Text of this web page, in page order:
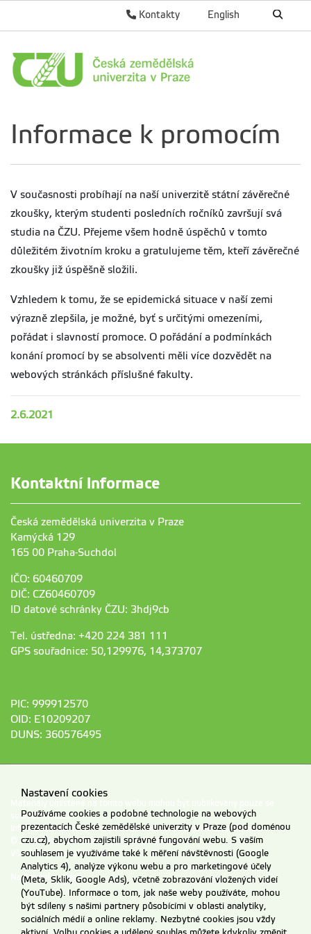
English
Kontakty
Informace k promocím
V současnosti probíhají na naší univerzitě státní závěrečné
zkoušky, kterým studenti posledních ročníků završují svá
studia na ČZU. Přejeme všem hodně úspěchů v tomto
důležitém životním kroku a gratulujeme těm, kteří závěrečné
zkoušky již úspěšně složili.
Vzhledem k tomu, že se epidemická situace v naší zemi
výrazně zlepšila, je možné, byť s určitými omezeními,
pořádat i slavností promoce. O pořádání a podmínkách
konání promocí by se absolventi měli více dozvědět na
webových stránkách příslušné fakulty.
2.6.2021
Kontaktní informace
Česká zemědělská univerzita v Praze
Kamýcká 129
165 00 Praha-Suchdol
IČO: 60460709
DIČ: CZ60460709
ID datové schránky ČZU: 3hdj9cb
Tel. ústředna: +420 224 381 111
GPS souřadnice: 50,129976, 14,373707
PIC: 999912570
OID: E10209207
DUNS: 360576495
souhlasem ČZU.
Informace o zpracování a ochraně osobních údajů na ČZU v Praze.
© 2026 Česká zemědělská univerzita v Praze
Všechna práva vyhrazena
Nastavení cookies
Nastavení cookies
Používáme cookies a podobné technologie na webových
prezentacích České zemědělské univerzity v Praze (pod doménou
czu.cz), abychom zajistili správné fungování webu. S vaším
souhlasem je využíváme také k měření návštěvnosti (Google
Analytics 4), analýze výkonu webu a pro marketingové účely
(Meta, Sklik, Google Ads), včetně zobrazování vložených videí
(YouTube). Informace o tom, jak naše weby používáte, mohou
být sdíleny s našimi partnery působícími v oblasti analytiky,
sociálních médií a online reklamy. Nezbytné cookies jsou vždy